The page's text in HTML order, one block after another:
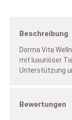
Beschreibung
Dorma Vita
mit luxuriöser
Unterstützung
Bewertungen